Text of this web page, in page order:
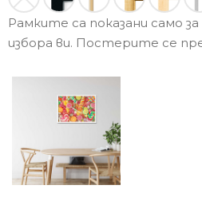
Рамките са показани само
избора ви. Постерите се